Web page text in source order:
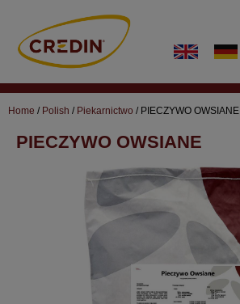
content
Home / Polish / Piekarnictwo / PIECZYWO OWSIANE
PIECZYWO OWSIANE